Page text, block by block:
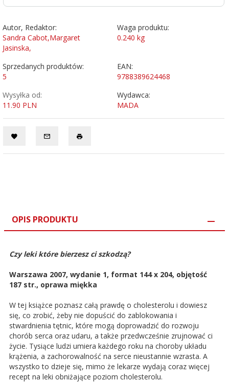
Autor, Redaktor:
Sandra Cabot,Margaret
Jasinska,
Waga produktu:
0.240 kg
Sprzedanych produktów:
5
EAN:
9788389624468
Wysyłka od:
11.90 PLN
Wydawca:
MADA
OPIS PRODUKTU
Czy leki które bierzesz ci szkodzą?
Warszawa 2007, wydanie 1, format 144 x 204, objętość
187 str., oprawa miękka
W tej książce poznasz całą prawdę o cholesterolu i dowiesz
się, co zrobić, żeby nie dopuścić do zablokowania i
stwardnienia tętnic, które mogą doprowadzić do rozwoju
chorób serca oraz udaru, a także przedwcześnie zrujnować ci
życie. Tysiące ludzi umiera każdego roku na choroby układu
krążenia, a zachorowalność na serce nieustannie wzrasta. A
wszystko to dzieje się, mimo że lekarze wydają coraz więcej
recept na leki obniżające poziom cholesterolu.